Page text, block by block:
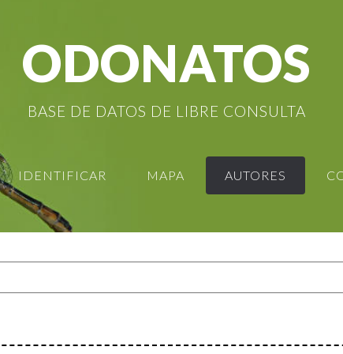
ODONATOS
BASE DE DATOS DE LIBRE CONSULTA
IDENTIFICAR MAPA AUTORES